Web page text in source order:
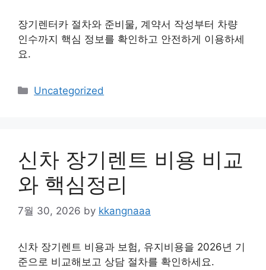
장기렌터카 절차와 준비물, 계약서 작성부터 차량
인수까지 핵심 정보를 확인하고 안전하게 이용하세
요.
Categories
Uncategorized
신차 장기렌트 비용 비교
와 핵심정리
7월 30, 2026 by kkangnaaa
신차 장기렌트 비용과 보험, 유지비용을 2026년 기
준으로 비교해보고 상담 절차를 확인하세요.